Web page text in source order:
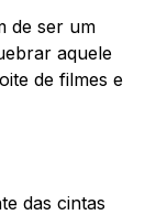
de ser um
aquele
de filmes e
das cintas